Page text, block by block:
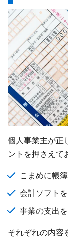
個人事業主が正
ントを押さえて
こまめに帳
会計ソフト
事業の支出
それぞれの内容